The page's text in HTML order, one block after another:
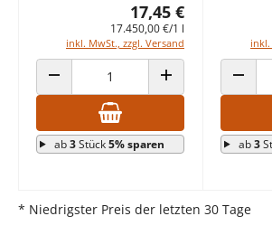
17,45 €
17.450,00 €/1 l
inkl. MwSt., zzgl. Versand
ANZAHL VERRINGERN ANZAHL ERHÖHEN
ab3Stück5% sparen
inkl.
ab3
* Niedrigster Preis der letzten 30 Tage